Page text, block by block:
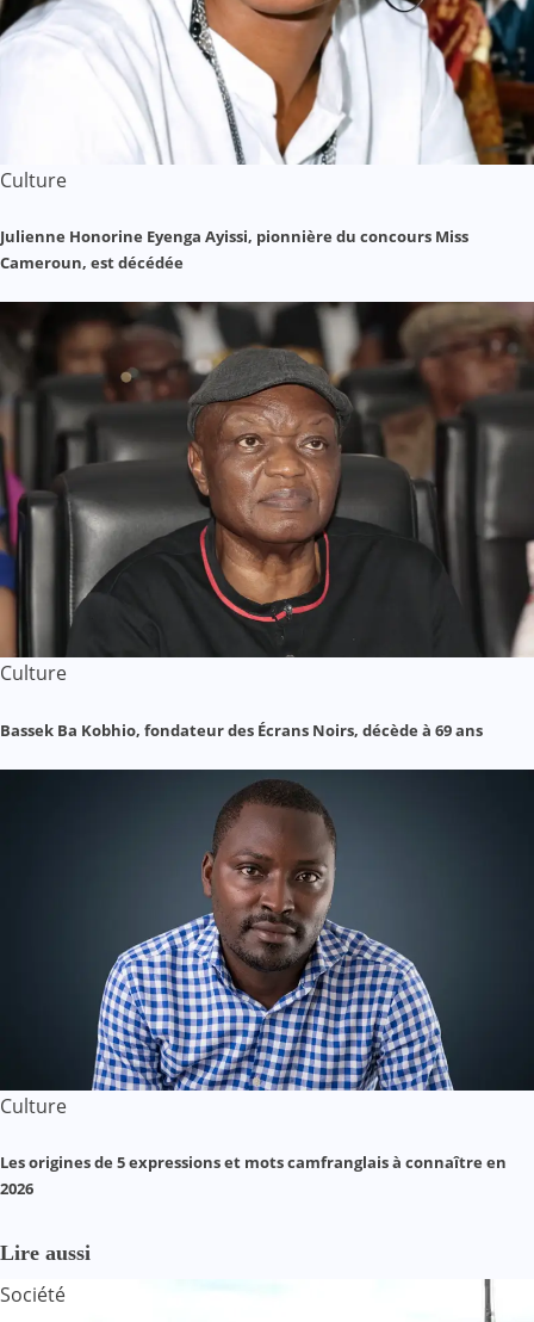
Culture
Julienne Honorine Eyenga Ayissi, pionnière du concours Miss
Cameroun, est décédée
Culture
Bassek Ba Kobhio, fondateur des Écrans Noirs, décède à 69 ans
Culture
Les origines de 5 expressions et mots camfranglais à connaître en
2026
Lire aussi
Société